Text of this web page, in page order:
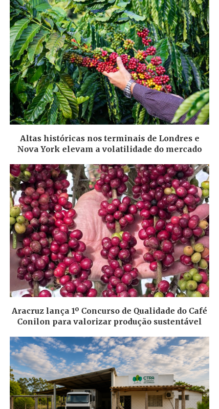
Altas históricas nos terminais de Londres e
Nova York elevam a volatilidade do mercado
Aracruz lança 1º Concurso de Qualidade do Café
Conilon para valorizar produção sustentável